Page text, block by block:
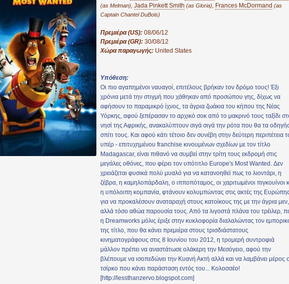
(as Melman), Jada Pinkett Smith (as Gloria), Frances McDormand (as
Captain Chantel DuBois)
Πρεμιέρα (US): 08/06/12
Πρεμιέρα (GR): 30/08/12
Χώρα παραγωγής: United States
Υπόθεση:
Οι πιο αγαπημένοι ναυαγοί, επιτέλους βρήκαν τον δρόμο τους! Έξι
χρόνια μετά την στιγμή που χάθηκαν από προσώπου γης, δίχως να
αφήσουν το παραμικρό ίχνος, τα άγρια ζωάκια του κήπου της Νέας
Υόρκης, αφού ξεπέρασαν το αρχικό σοκ από το μακρινό τους ταξίδι
νησί της Αφρικής, ανακαλύπτουν σιγά σιγά την ρότα που θα τα
σπίτι τους. Και αφού κάτι τέτοιο δεν συνέβη στην δεύτερη περιπέτεια
υπέρ - επιτυχημένου franchise κινουμένων σχεδίων με τον τίτλο
Madagascar, είναι πιθανό να συμβεί στην τρίτη τους εκδρομή στις
μεγάλες οθόνες, που φέρει τον υπότιτλο Europe's Most Wanted. Δεν
χρειάζεται φυσικά πολύ μυαλό για να κατανοηθεί πως το λιοντάρι, η
ζέβρα, η καμηλοπάρδαλη, ο ιπποπόταμος, οι χαριτωμένοι πιγκουίνοι
η υπόλοιπη κομπανία, φτάνουν κολυμπώντας στις ακτές της
για να προκαλέσουν αναταραχή στους κατοίκους της με την άγρια μεν,
αλλά τόσο αθώα παρουσία τους. Από τα λιγοστά πλάνα του τρέιλερ,
η Dreamworks μόλις έριξε στην κυκλοφορία διαλαλώντας τον
της τίτλο, που θα κάνει πρεμιέρα στους τρισδιάστατους
κινηματογράφους στις 8 Ιουνίου του 2012, η τρομερή συντροφιά
μάλλον πρέπει να αναστάτωσε ολάκερη την Μεσόγειο, αφού την
βλέπουμε να ισοπεδώνει την Κυανή Ακτή αλλά και να λαμβάνει μέρος
τσίρκο που κάνει παράσταση εντός του... Κολοσσέο!
[http://lessthanzervo.blogspot.com]